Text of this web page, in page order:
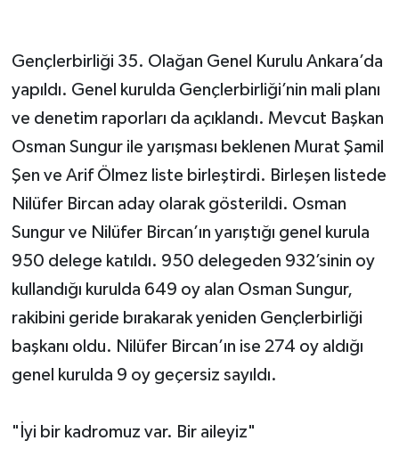
Gençlerbirliği 35. Olağan Genel Kurulu Ankara’da
yapıldı. Genel kurulda Gençlerbirliği’nin mali planı
ve denetim raporları da açıklandı. Mevcut Başkan
Osman Sungur ile yarışması beklenen Murat Şamil
Şen ve Arif Ölmez liste birleştirdi. Birleşen listede
Nilüfer Bircan aday olarak gösterildi. Osman
Sungur ve Nilüfer Bircan’ın yarıştığı genel kurula
950 delege katıldı. 950 delegeden 932’sinin oy
kullandığı kurulda 649 oy alan Osman Sungur,
rakibini geride bırakarak yeniden Gençlerbirliği
başkanı oldu. Nilüfer Bircan’ın ise 274 oy aldığı
genel kurulda 9 oy geçersiz sayıldı.
"İyi bir kadromuz var. Bir aileyiz"